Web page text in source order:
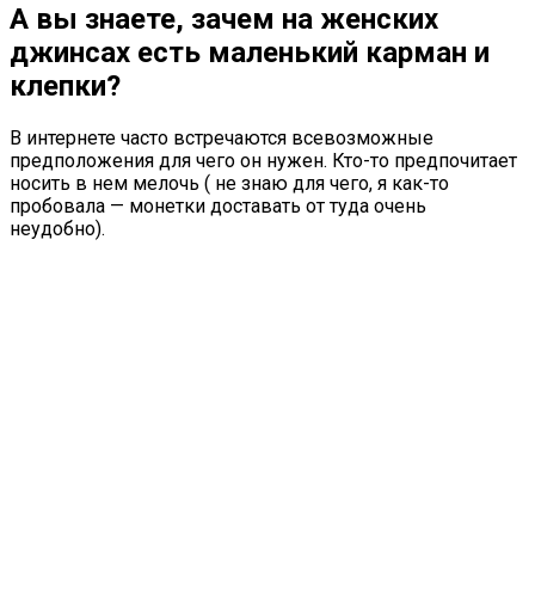
А вы знаете, зачем на женских
джинсах есть маленький карман и
клепки?
В интернете часто встречаются всевозможные
предположения для чего он нужен. Кто-то предпочитает
носить в нем мелочь ( не знаю для чего, я как-то
пробовала — монетки доставать от туда очень
неудобно).